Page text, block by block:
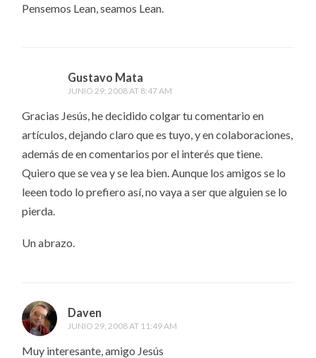
Pensemos Lean, seamos Lean.
Gustavo Mata
JUNIO 29, 2008 AT 8:47 AM
Gracias Jesús, he decidido colgar tu comentario en
artículos, dejando claro que es tuyo, y en colaboraciones,
además de en comentarios por el interés que tiene.
Quiero que se vea y se lea bien. Aunque los amigos se lo
leeen todo lo prefiero así, no vaya a ser que alguien se lo
pierda.
Un abrazo.
Daven
JUNIO 29, 2008 AT 11:49 AM
Muy interesante, amigo Jesús